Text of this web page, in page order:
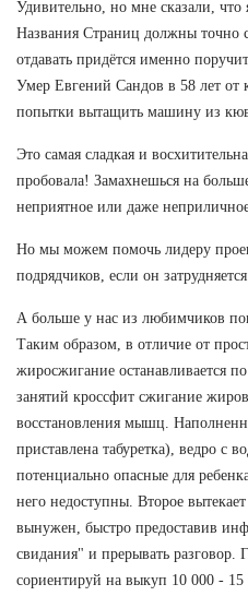
Удивительно, но мне сказали, что
Названия Страниц должны точно
отдавать придётся именно
Умер Евгений Сандов в 58 лет от
попытки вытащить машину из
Это самая сладкая и
пробовала! Замахнешься на
неприятное или даже
Но мы можем помочь лидеру
подрядчиков, если он
А больше у нас из любимчиков
Таким образом, в отличие от
жиросжигание останавливается
занятий кроссфит сжигание
восстановления мышц.
приставлена табуретка), ведро с
потенциально опасные для
него недоступны. Второе
вынужен, быстро предоставив
свидания" и прерывать разговор.
сориентируй на выкуп 10 000 -